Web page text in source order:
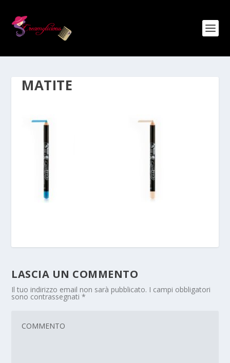
MATITE
LASCIA UN COMMENTO
Il tuo indirizzo email non sarà pubblicato. I campi obbligatori
sono contrassegnati*